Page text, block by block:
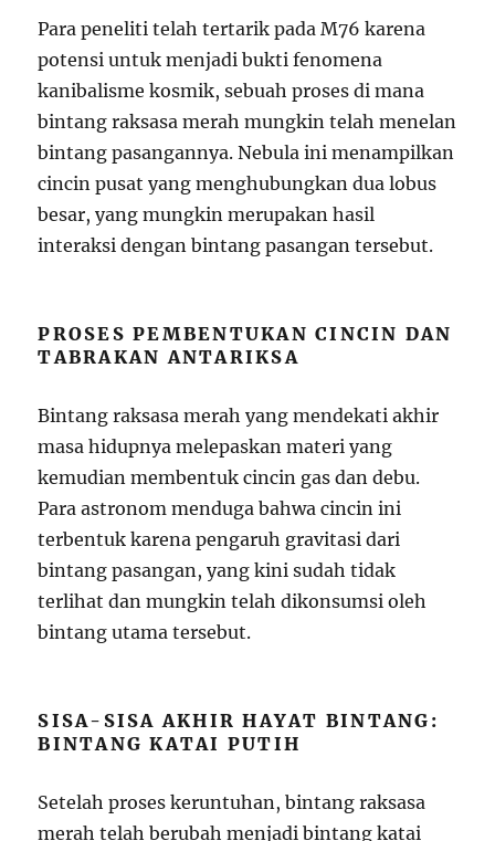
Para peneliti telah tertarik pada M76 karena
potensi untuk menjadi bukti fenomena
kanibalisme kosmik, sebuah proses di mana
bintang raksasa merah mungkin telah menelan
bintang pasangannya. Nebula ini menampilkan
cincin pusat yang menghubungkan dua lobus
besar, yang mungkin merupakan hasil
interaksi dengan bintang pasangan tersebut.
PROSES PEMBENTUKAN CINCIN DAN
TABRAKAN ANTARIKSA
Bintang raksasa merah yang mendekati akhir
masa hidupnya melepaskan materi yang
kemudian membentuk cincin gas dan debu.
Para astronom menduga bahwa cincin ini
terbentuk karena pengaruh gravitasi dari
bintang pasangan, yang kini sudah tidak
terlihat dan mungkin telah dikonsumsi oleh
bintang utama tersebut.
SISA-SISA AKHIR HAYAT BINTANG:
BINTANG KATAI PUTIH
Setelah proses keruntuhan, bintang raksasa
merah telah berubah menjadi bintang katai